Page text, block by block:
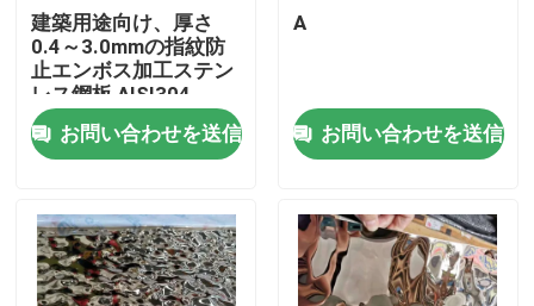
家へ
建築用途向け、厚さ
0.4～3.0mmの指紋防
止エンボス加工ステン
レス鋼板 AISI304
お問い合わせを送信
A
お問い合わせを送信